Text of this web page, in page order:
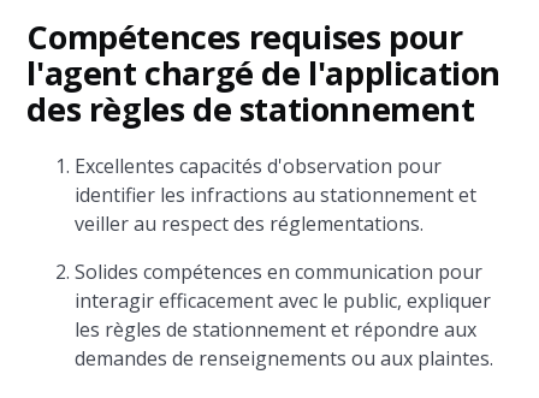
Compétences requises pour
l'agent chargé de l'application
des règles de stationnement
Excellentes capacités d'observation pour
identifier les infractions au stationnement et
veiller au respect des réglementations.
Solides compétences en communication pour
interagir efficacement avec le public, expliquer
les règles de stationnement et répondre aux
demandes de renseignements ou aux plaintes.